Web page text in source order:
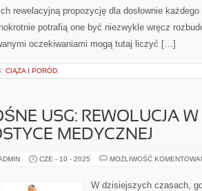
rewelacyjną propozycję dla dosłownie
potrafią one być niezwykle wręcz
oczekiwaniami mogą tutaj liczyć […]
CIĄŻA I PORÓD
USG: REWOLUCJA W
MEDYCZNEJ
CZE - 10 - 2025 MOŻLIWOŚĆ
W dzisiejszych czasach,